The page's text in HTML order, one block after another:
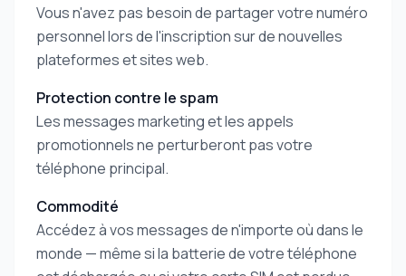
Vous n'avez pas besoin de partager votre numéro
personnel lors de l'inscription sur de nouvelles
plateformes et sites web.
Protection contre le spam
Les messages marketing et les appels
promotionnels ne perturberont pas votre
téléphone principal.
Commodité
Accédez à vos messages de n'importe où dans le
monde — même si la batterie de votre téléphone